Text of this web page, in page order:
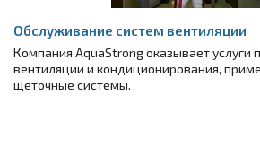
Обслуживание систем вентиляции
Компания AquaStrong оказывает услуги
вентиляции и кондиционирования,
щеточные системы.